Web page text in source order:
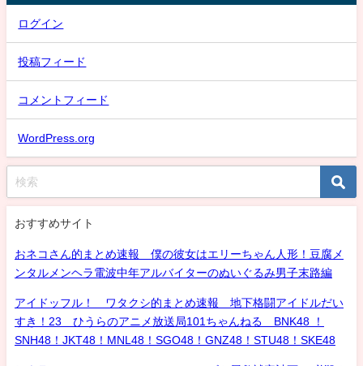
ログイン
投稿フィード
コメントフィード
WordPress.org
おすすめサイト
おネコさん的まとめ速報 僕の彼女はエリーちゃん人形！豆腐メ
ンタルメンヘラ電波中年アルバイターのぬいぐるみ男子末路編
アイドッフル！ ワタクシ的まとめ速報 地下格闘アイドルだい
すき！23 ひうらのアニメ放送局101ちゃんねる BNK48 ！
SNH48！JKT48！MNL48！SGO48！GNZ48！STU48！SKE48